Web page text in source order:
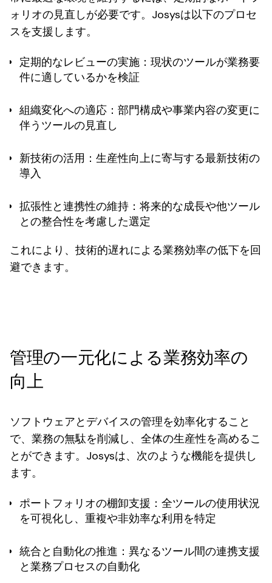
ォリオの見直しが必要です。Josysは以下のプロセ
スを支援します。
定期的なレビューの実施 ：現状のツールが業務要
件に適しているかを検証
組織変化への適応 ：部門構成や事業内容の変更に
伴うツールの見直し
新技術の活用 ：生産性向上に寄与する最新技術の
導入
拡張性と連携性の維持 ：将来的な成長や他ツール
との整合性を考慮した選定
これにより、技術的遅れによる業務効率の低下を回
避できます。
管理の一元化による業務効率の
向上
ソフトウェアとデバイスの管理を効率化すること
で、業務の無駄を削減し、全体の生産性を高めるこ
とができます。Josysは、次のような機能を提供し
ます。
ポートフォリオの棚卸支援 ：全ツールの使用状況
を可視化し、重複や非効率な利用を特定
統合と自動化の推進 ：異なるツール間の連携支援
と業務プロセスの自動化